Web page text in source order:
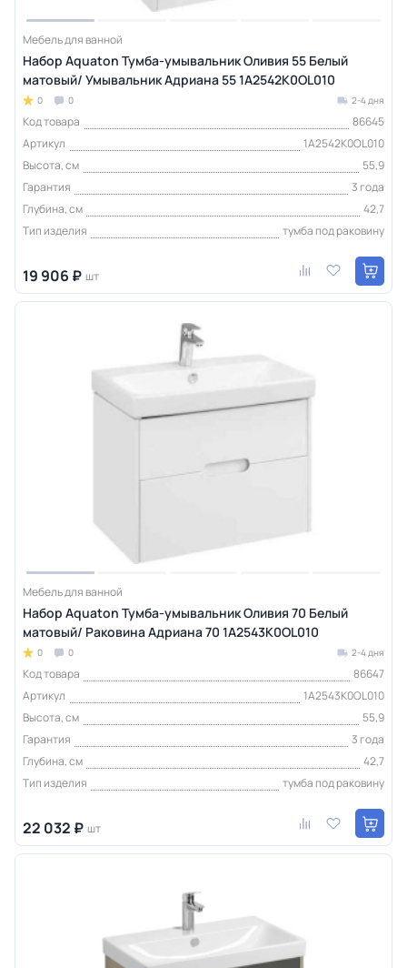
Мебель для ванной
Набор Aquaton Тумба-умывальник Оливия 55 Белый
матовый/ Умывальник Адриана 55 1A2542K0OL010
0 0 2-4 дня
Код товара
86645
Артикул
1A2542K0OL010
Высота, см
55,9
Гарантия
3 года
Глубина, см
42,7
Тип изделия
тумба под раковину
19 906 ₽ шт
Мебель для ванной
Набор Aquaton Тумба-умывальник Оливия 70 Белый
матовый/ Раковина Адриана 70 1A2543K0OL010
0 0 2-4 дня
Код товара
86647
Артикул
1A2543K0OL010
Высота, см
55,9
Гарантия
3 года
Глубина, см
42,7
Тип изделия
тумба под раковину
22 032 ₽ шт